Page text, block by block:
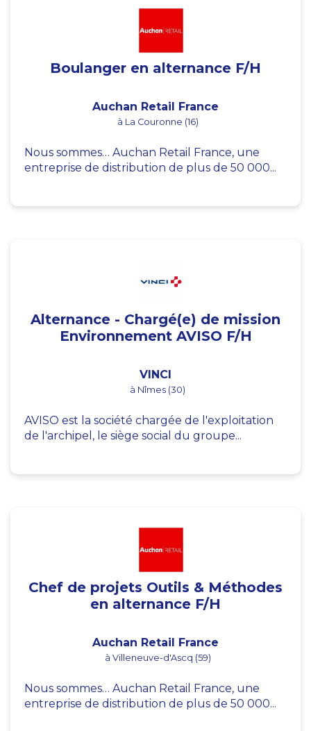
Boulanger en alternance F/H
Auchan Retail France
à La Couronne (16)
Nous sommes… Auchan Retail France, une
entreprise de distribution de plus de 50 000...
Alternance - Chargé(e) de mission
Environnement AVISO F/H
VINCI
à Nîmes (30)
AVISO est la société chargée de l'exploitation
de l'archipel, le siège social du groupe...
Chef de projets Outils & Méthodes
en alternance F/H
Auchan Retail France
à Villeneuve-d'Ascq (59)
Nous sommes… Auchan Retail France, une
entreprise de distribution de plus de 50 000...